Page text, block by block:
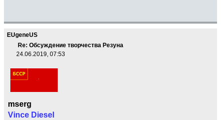
EUgeneUS
Re: Обсуждение творчества Резуна
24.06.2019, 07:53
mserg
Vince Diesel